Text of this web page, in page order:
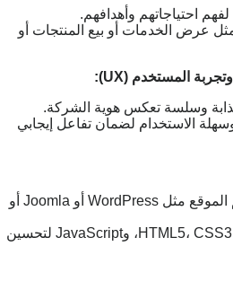
احتياجاتهم وأهدافهم.
عرض الخدمات أو بيع المنتجات أو
وسلسة تعكس هوية الشركة.
الاستخدام لضمان تفاعل إيجابي
اختر المنصة المناسبة لتصميم الموقع مثل WordPress أو Joomla أو
استخدم التقنيات الحديثة مثل HTML5، CSS3، وJavaScript لتحسين